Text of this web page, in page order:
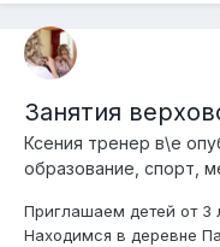
Занятия
Ксения тренер в\е
образование, спорт,
Приглашаем детей от 3
Находимся в деревне